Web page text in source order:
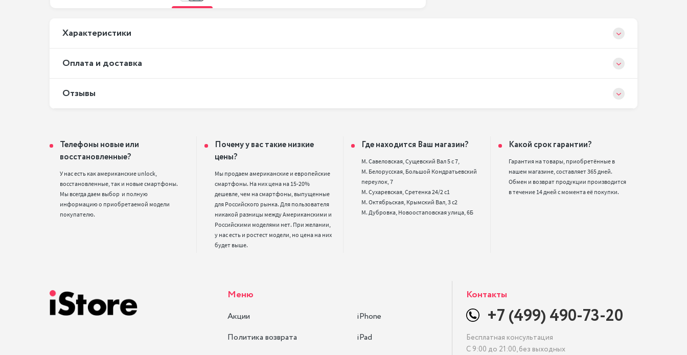
Xарактеристики
Оплата и доставка
Отзывы
Телефоны новые или
восстановленные?
У нас есть как американские unlock,
восстановленные, так и новые смартфоны.
Мы всегда даем выбор  и полную
информацию о приобретаемой модели
покупателю.
Почему у вас такие низкие
цены?
Мы продаем американские и европейские
смартфоны. На них цена на 15-20%
дешевле, чем на смартфоны, выпущенные
для Российского рынка. Для пользователя
никакой разницы между Американскими и
Российскими моделями нет. При желании,
у нас есть и ростест модели, но цена на них
будет выше.
Где находится Ваш магазин?
М. Савеловская, Сущевский Вал 5 с 7,
М. Белорусская, Большой Кондратьевский
переулок, 7
М. Сухаревская, Сретенка 24/2 с1
М. Октябрьская, Крымский Вал, 3 с2
Какой срок гарантии?
Гарантия на товары, приобретённые в
нашем магазине, составляет 365 дней.
Обмен и возврат продукции производится
в течение 14 дней с момента её покупки.
Меню
Акции
Политика возврата
iPhone
iPad
Контакты
+7 (499) 490-73-20
Бесплатная консультация
С 9:00 до 21:00, без выходных